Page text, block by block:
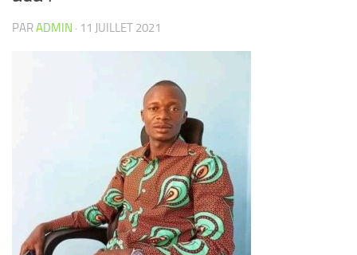
PARADMIN · 11 JUILLET 2021